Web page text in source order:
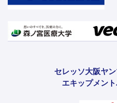
セレッソ大阪ヤ
エキップメン